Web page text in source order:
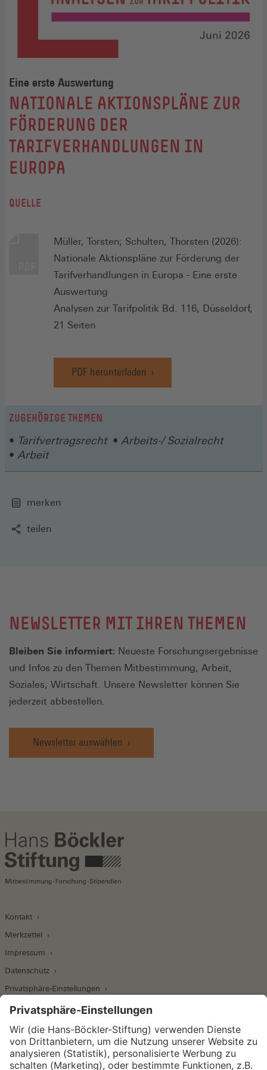
Eine erste Auswertung
:
NATIONALE AKTIONSPLÄNE ZUR
FÖRDERUNG DER
TARIFVERHANDLUNGEN IN
EUROPA
QUELLE
Müller, Torsten; Schulten, Thorsten (2026):
Nationale Aktionspläne zur Förderung der
Tarifverhandlungen in Europa - Eine erste
Auswertung
Analysen zur Tarifpolitik Bd. 116, Düsseldorf,
21 Seiten
PDF herunterladen
ZUGEHÖRIGE THEMEN
Tarifvertragsrecht
Arbeits-/ Sozialrecht
Arbeit
merken
teilen
NEWSLETTER MIT IHREN THEMEN
Bleiben Sie informiert: Neueste Forschungsergebnisse
und Infos zu den Themen Mitbestimmung, Arbeit,
Soziales, Wirtschaft. Unsere Newsletter können Sie
jederzeit abbestellen.
Newsletter auswählen
Kontakt
Merkzettel
Impressum
Datenschutz
Privatsphäre-Einstellungen
Wirtschafts- und Sozialwissenschaftliches Institut